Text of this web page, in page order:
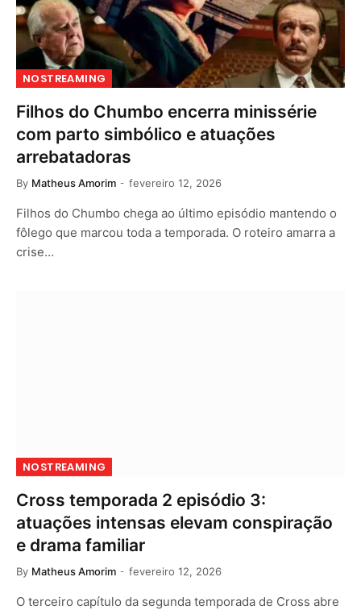
NOSTREAMING
Filhos do Chumbo encerra minissérie
com parto simbólico e atuações
arrebatadoras
By Matheus Amorim fevereiro 12, 2026
Filhos do Chumbo chega ao último episódio mantendo o
fôlego que marcou toda a temporada. O roteiro amarra a
crise…
NOSTREAMING
Cross temporada 2 episódio 3:
atuações intensas elevam conspiração
e drama familiar
By Matheus Amorim fevereiro 12, 2026
O terceiro capítulo da segunda temporada de Cross abre